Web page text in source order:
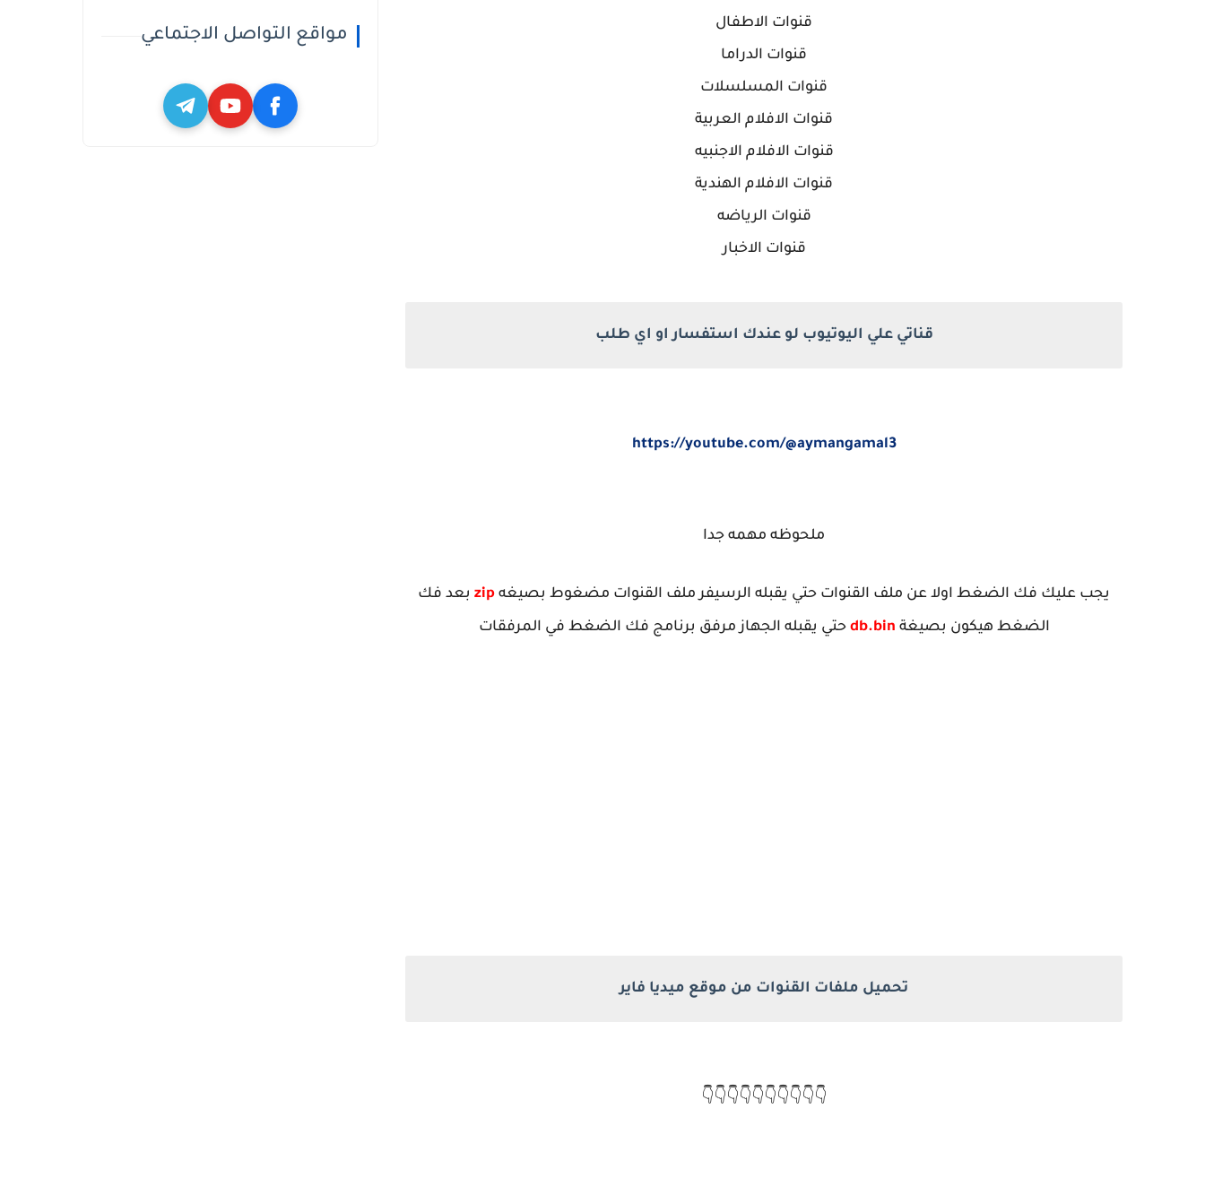
قنوات الاطفال
قنوات الدراما
قنوات المسلسلات
قنوات الافلام العربية
قنوات الافلام الاجنبيه
قنوات الافلام الهندية
قنوات الرياضه
قنوات الاخبار
قناتي علي اليوتيوب لو عندك استفسار او اي طلب
https://youtube.com/@aymangamal3
ملحوظه مهمه جدا
يجب عليك فك الضغط اولا عن ملف القنوات حتي يقبله الرسيفر ملف القنوات مضغوط بصيغه zip بعد فك
الضغط هيكون بصيغة db.bin حتي يقبله الجهاز مرفق برنامج فك الضغط في المرفقات
تحميل ملفات القنوات من موقع ميديا فاير
👇👇👇👇👇👇👇👇👇👇
مواقع التواصل الاجتماعي